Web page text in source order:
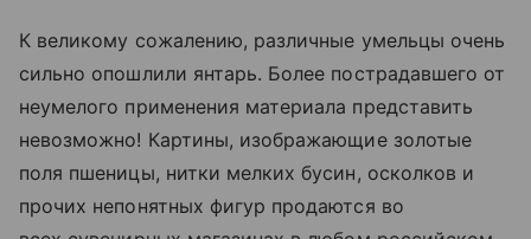
К великому сожалению, различные умельцы очень
сильно опошлили янтарь. Более пострадавшего от
неумелого применения материала представить
невозможно! Картины, изображающие золотые
поля пшеницы, нитки мелких бусин, осколков и
прочих непонятных фигур продаются во